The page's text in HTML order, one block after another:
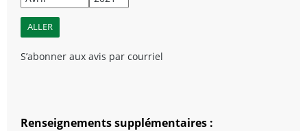
S’abonner aux avis par courriel
Renseignements supplémentaires :